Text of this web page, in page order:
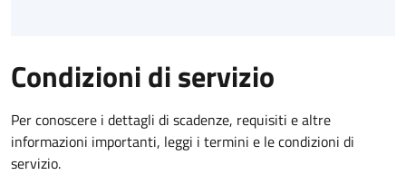
Condizioni di servizio
Per conoscere i dettagli di scadenze, requisiti e altre
informazioni importanti, leggi i termini e le condizioni di
servizio.